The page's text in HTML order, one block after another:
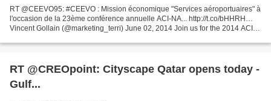
RT @CEEVO95: #CEEVO : Mission économique "Services aéroportuaires" à
l'occasion de la 23ème conférence annuelle ACI-NA... http://t.co/bHHRH…
Vincent Gollain (@marketing_terri) June 02, 2014 Join us for the 2014 ACI-
RT @CREOpoint: Cityscape Qatar opens today -
Gulf...